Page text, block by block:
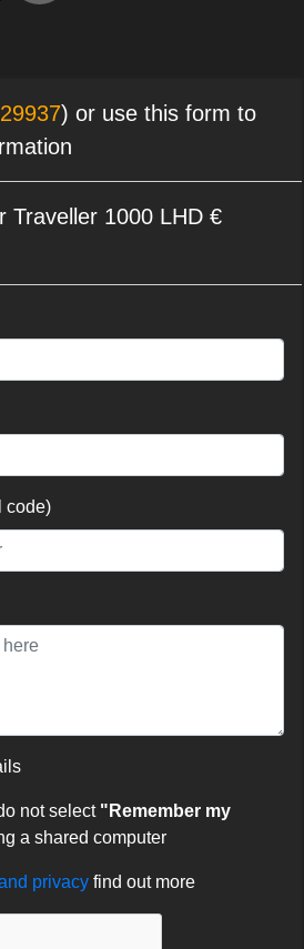
) or use this form to
Traveller 1000 LHD €
code)
not select "Remember my
a shared computer
privacy find out more